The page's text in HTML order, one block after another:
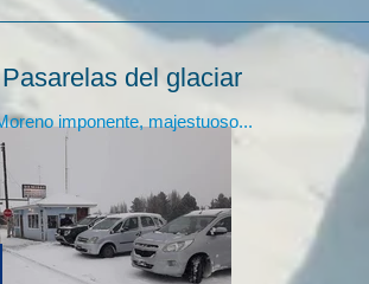
del glaciar
imponente, majestuoso...